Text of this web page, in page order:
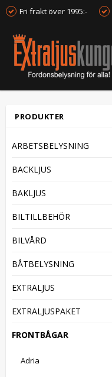
Fri frakt över 1995:-
PRODUKTER
ARBETSBELYSNING
BACKLJUS
BAKLJUS
BILTILLBEHÖR
BILVÅRD
BÅTBELYSNING
EXTRALJUS
EXTRALJUSPAKET
FRONTBÅGAR
Adria